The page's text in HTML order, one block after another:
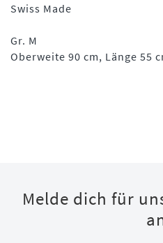
Swiss Made
Gr. M
Oberweite 90 cm, Länge 55
Melde dich für